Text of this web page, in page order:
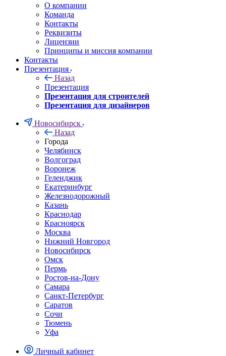
О компании
Команда
Контакты
Реквизиты
Лицензии
Принципы и миссия компании
Контакты
Презентация
Назад
Презентация
Презентация для строителей
Презентация для дизайнеров
Новосибирск
Назад
Города
Челябинск
Волгоград
Воронеж
Геленджик
Екатеринбург
Железнодорожный
Казань
Краснодар
Красноярск
Москва
Нижний Новгород
Новосибирск
Омск
Пермь
Ростов-на-Дону
Самара
Санкт-Петербург
Саратов
Сочи
Тюмень
Уфа
Личный кабинет